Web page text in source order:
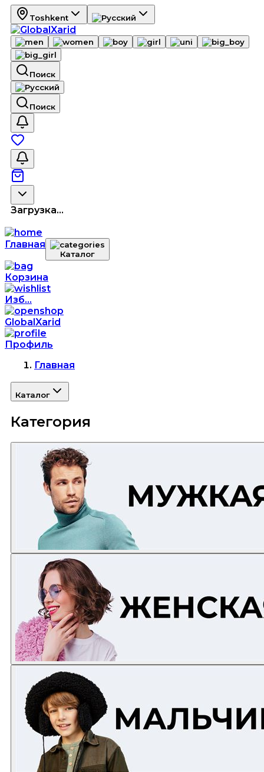
Toshkent
Поиск
Поиск
Загрузка...
Главная
Каталог
Корзина
Изб...
GlobalXarid
Профиль
Главная
Каталог
Категория